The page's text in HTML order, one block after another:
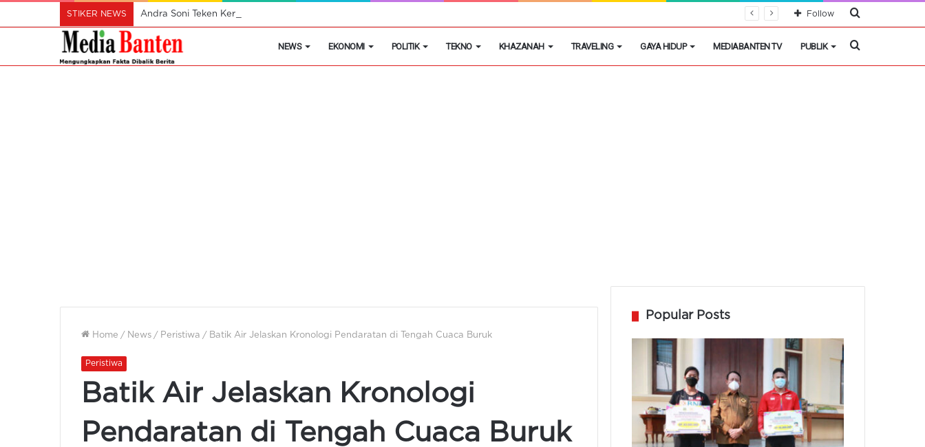
STIKER NEWS Andra Soni Teken Kerjasama PLN Soal Penyediaan Energi Listrik Bagi Investasi di Banten Cari
Follow
NEWS EKONOMI POLITIK TEKNO KHAZANAH TRAVELING GAYA HIDUP MEDIABANTEN TV PUBLIK Cari
Home / News / Peristiwa / Batik Air Jelaskan Kronologi Pendaratan di Tengah Cuaca Buruk
Peristiwa
Batik Air Jelaskan Kronologi
Pendaratan di Tengah Cuaca Buruk
Popular Posts